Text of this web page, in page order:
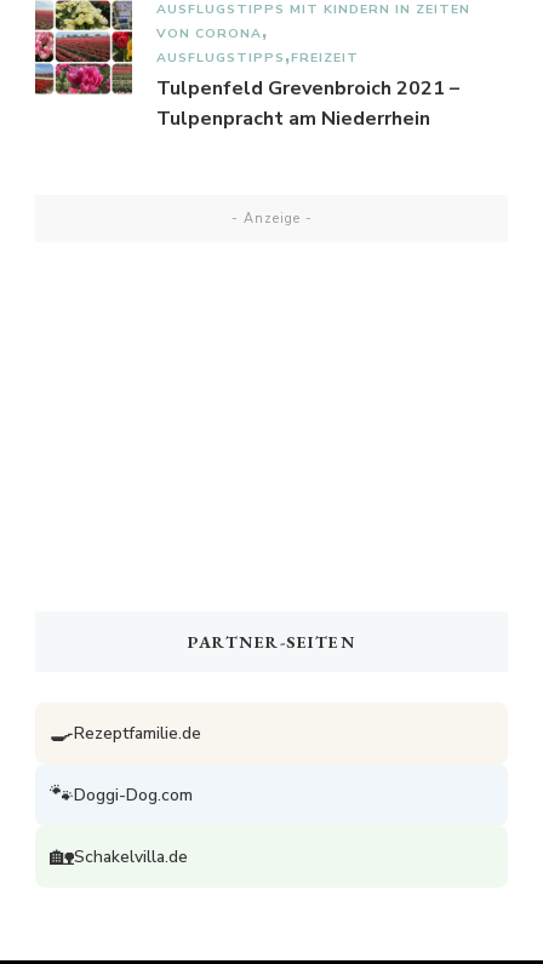
AUSFLUGSTIPPS MIT KINDERN IN ZEITEN
VON CORONA
AUSFLUGSTIPPS FREIZEIT
Tulpenfeld Grevenbroich 2021 –
Tulpenpracht am Niederrhein
- Anzeige -
PARTNER-SEITEN
🍳Rezeptfamilie.de
🐾Doggi-Dog.com
🏡Schakelvilla.de